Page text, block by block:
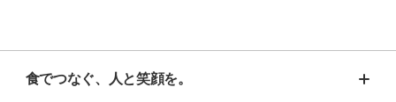
食でつなぐ、人と笑顔を。